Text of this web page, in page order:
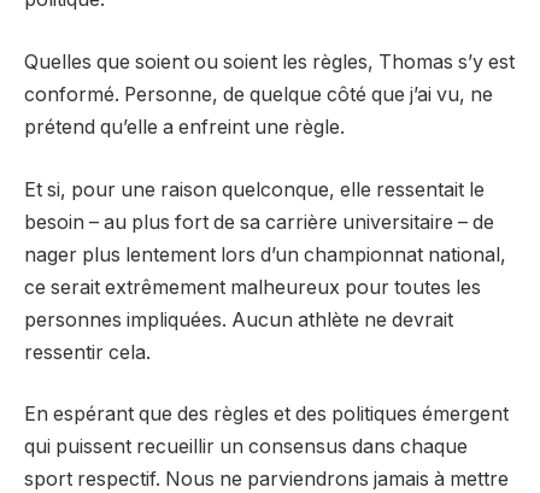
Quelles que soient ou soient les règles, Thomas s’y est
conformé. Personne, de quelque côté que j’ai vu, ne
prétend qu’elle a enfreint une règle.
Et si, pour une raison quelconque, elle ressentait le
besoin – au plus fort de sa carrière universitaire – de
nager plus lentement lors d’un championnat national,
ce serait extrêmement malheureux pour toutes les
personnes impliquées. Aucun athlète ne devrait
ressentir cela.
En espérant que des règles et des politiques émergent
qui puissent recueillir un consensus dans chaque
sport respectif. Nous ne parviendrons jamais à mettre